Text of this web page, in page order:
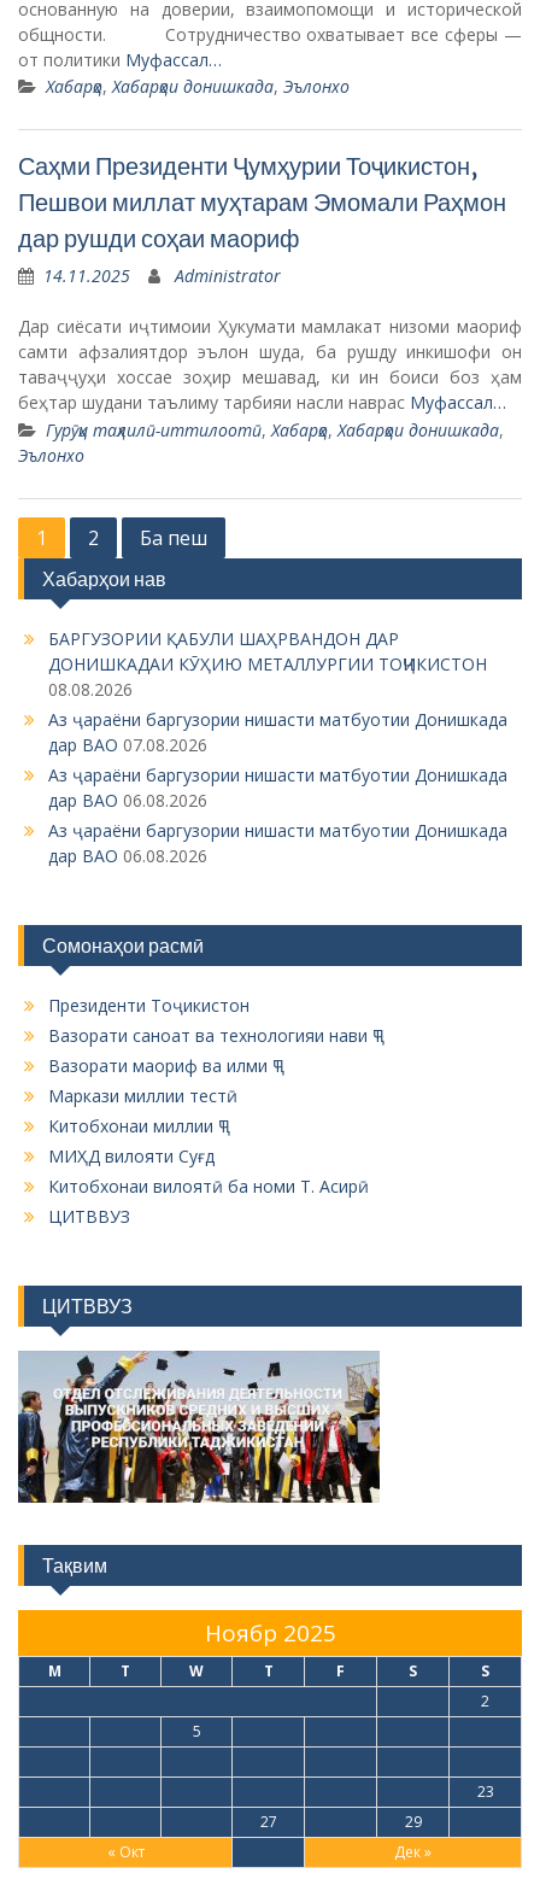
основанную на доверии, взаимопомощи и исторической
общности. Сотрудничество охватывает все сферы —
от политики Муфассал…
Хабарҳо,Хабарҳои донишкада, Эълонхо
Саҳми Президенти Ҷумҳурии Тоҷикистон,
Пешвои миллат муҳтарам Эмомали Раҳмон
дар рушди соҳаи маориф
14.11.2025 Administrator
Дар сиёсати иҷтимоии Ҳукумати мамлакат низоми маориф
самти афзалиятдор эълон шуда, ба рушду инкишофи он
таваҷҷуҳи хоссае зоҳир мешавад, ки ин боиси боз ҳам
беҳтар шудани таълиму тарбияи насли наврас Муфассал…
Гурӯҳи таҳлилӣ-иттилоотӣ, Хабарҳо, Хабарҳои донишкада,
Эълонхо
s
t
n
v
t
i
o
n
1 2 Ба пеш
Хабарҳои нав
БАРГУЗОРИИ ҚАБУЛИ ШАҲРВАНДОН ДАР
ДОНИШКАДАИ КӮҲИЮ МЕТАЛЛУРГИИ ТОҶИКИСТОН
08.08.2026
Аз ҷараёни баргузории нишасти матбуотии Донишкада
дар ВАО 07.08.2026
Аз ҷараёни баргузории нишасти матбуотии Донишкада
дар ВАО 06.08.2026
Аз ҷараёни баргузории нишасти матбуотии Донишкада
дар ВАО 06.08.2026
Сомонаҳои расмӣ
Президенти Тоҷикистон
Вазорати саноат ва технологияи нави ҶТ
Вазорати маориф ва илми ҶТ
Маркази миллии тестӣ
Китобхонаи миллии ҶТ
МИҲД вилояти Суғд
Китобхонаи вилоятӣ ба номи Т. Асирӣ
ЦИТВВУЗ
ЦИТВВУЗ
Тақвим
Ноябр 2025
M T W T F S S
« Окт Дек »
2
5
23
27 29